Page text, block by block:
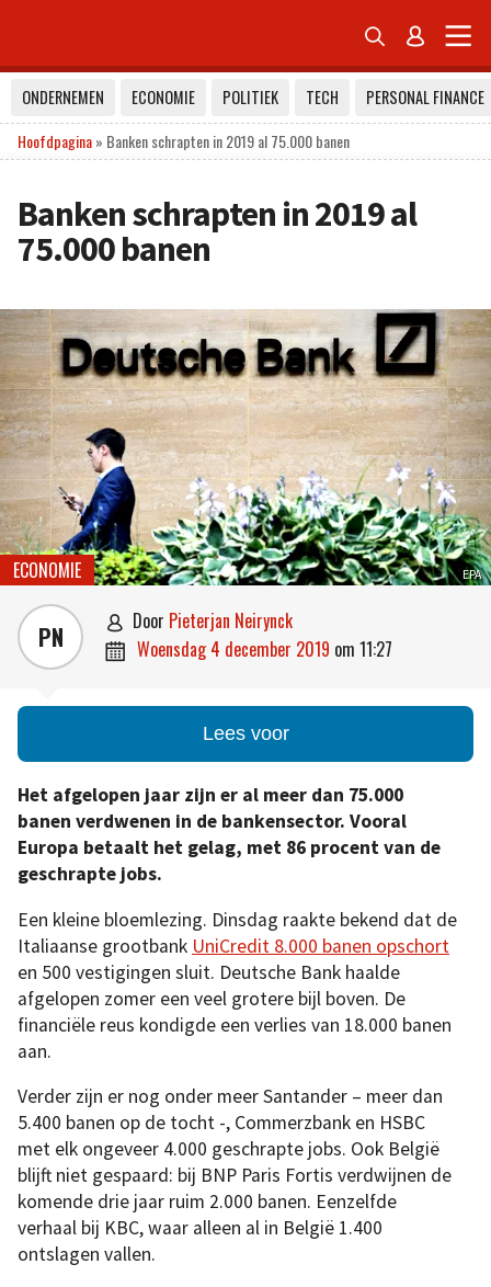
 
ONDERNEMEN ECONOMIE POLITIEK TECH
PERSONAL FINANCE
Hoofdpagina» Banken schrapten in 2019 al 75.000 banen
Banken schrapten in 2019 al
75.000 banen
EPA
ECONOMIE
PN  door Pieterjan Neirynck
 woensdag 4 december 2019 om 11:27
Lees voor
Het afgelopen jaar zijn er al meer dan 75.000
banen verdwenen in de bankensector. Vooral
Europa betaalt het gelag, met 86 procent van de
geschrapte jobs.
Een kleine bloemlezing. Dinsdag raakte bekend dat de
Italiaanse grootbank UniCredit 8.000 banen opschort
en 500 vestigingen sluit. Deutsche Bank haalde
afgelopen zomer een veel grotere bijl boven. De
financiële reus kondigde een verlies van 18.000 banen
aan.
Verder zijn er nog onder meer Santander – meer dan
5.400 banen op de tocht -, Commerzbank en HSBC
met elk ongeveer 4.000 geschrapte jobs. Ook België
blijft niet gespaard: bij BNP Paris Fortis verdwijnen de
komende drie jaar ruim 2.000 banen. Eenzelfde
verhaal bij KBC, waar alleen al in België 1.400
ontslagen vallen.